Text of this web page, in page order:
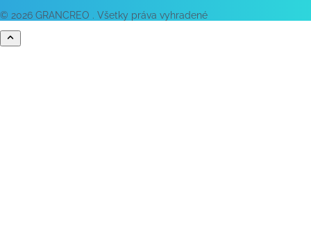
© 2026 GRANCREO . Všetky práva vyhradené